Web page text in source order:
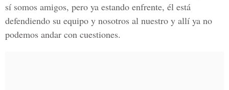
sí somos amigos, pero ya estando enfrente, él está
defendiendo su equipo y nosotros al nuestro y allí ya no
podemos andar con cuestiones.